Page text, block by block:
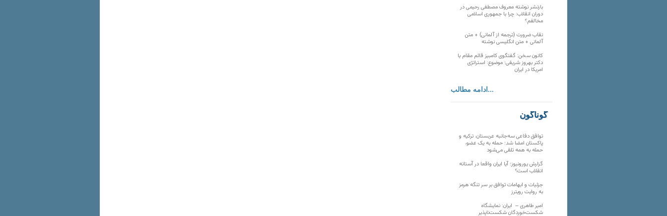
بازنشر نوشته معروف مصطفی رحیمی در
دوران انقلاب: چرا با جمهوری اسلامی
مخالفم؟
نقاب ضرورت (ترجمه از آلمانی) + متن
آلمانی + متن انگلیسی نوشته
کانون سخن: گفتگوی کامبیز قائم مقام با
دکتر بهروز شریفی؛ موضوع: استراتژی
امریکا در ایران
ادامه مطالب...
گوناگون
توافق دفاعی سه‌جانبه عربستان، ترکیه و
پاکستان امضا شد؛ حمله به یک عضو،
حمله به همه تلقی می‌شود
گزارش یورونیوز؛ آیا ایران واقعا در آستانه
انقلاب است؟
جزئیات و ابهامات توافق بر سر تنگه هرمز
به روایت رویترز
امیر طاهری – ایران: نمایشگاه
شکست‌خوردگان شکست‌ناپذیر